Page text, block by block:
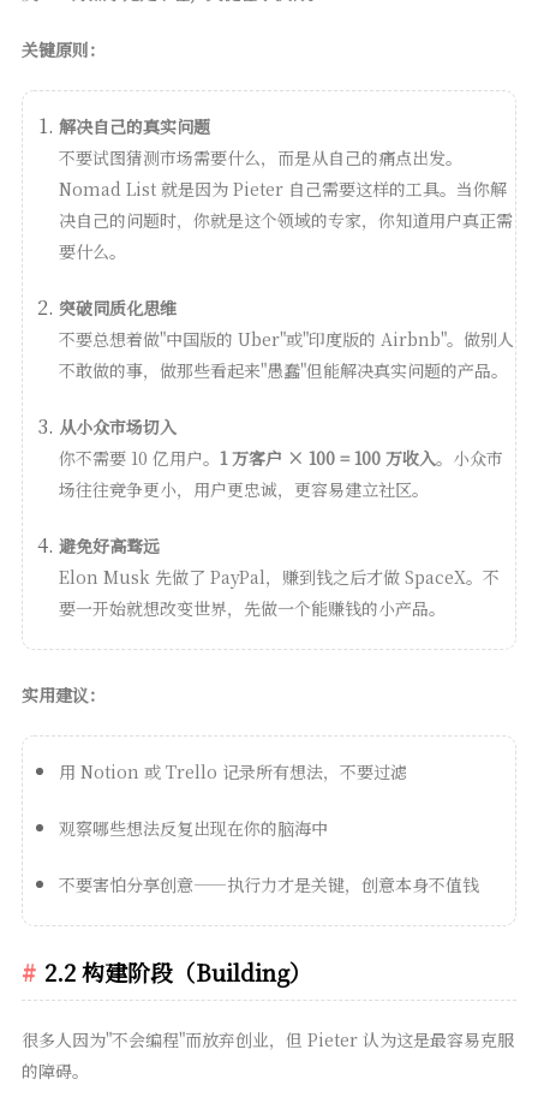
关键原则：
解决自己的真实问题
不要试图猜测市场需要什么，而是从自己的痛点出发。
Nomad List 就是因为 Pieter 自己需要这样的工具。当你解
决自己的问题时，你就是这个领域的专家，你知道用户真正需
要什么。
突破同质化思维
不要总想着做"中国版的 Uber"或"印度版的 Airbnb"。做别人
不敢做的事，做那些看起来"愚蠢"但能解决真实问题的产品。
从小众市场切入
你不需要 10 亿用户。 1 万客户 × 100 = 100 万收入。小众市
场往往竞争更小，用户更忠诚，更容易建立社区。
避免好高骛远
Elon Musk 先做了 PayPal，赚到钱之后才做 SpaceX。不
要一开始就想改变世界，先做一个能赚钱的小产品。
实用建议：
用 Notion 或 Trello 记录所有想法，不要过滤
观察哪些想法反复出现在你的脑海中
不要害怕分享创意——执行力才是关键，创意本身不值钱
2.2 构建阶段（Building）
很多人因为"不会编程"而放弃创业，但 Pieter 认为这是最容易克服
的障碍。